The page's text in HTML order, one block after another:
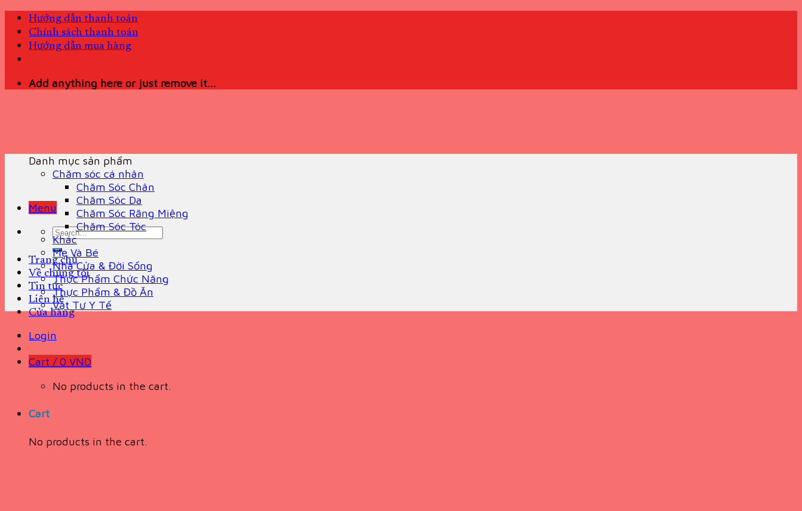
Skip
content
Hướng dẫn thanh toán
Chính sách thanh toán
Hướng dẫn mua hàng
Add anything here or just remove it...
Menu
Search
for:
Trang chủ
Về chúng tôi
Tin tức
Liên hệ
Cửa hàng
Login
Cart /0 VND
No products in the cart.
Cart
No products in the cart.
Danh mục sản phẩm
Chăm sóc cá nhân
Chăm Sóc Chân
Chăm Sóc Da
Chăm Sóc Răng Miệng
Chăm Sóc Tóc
Khác
Mẹ Và Bé
Nhà Cửa & Đời Sống
Thực Phẩm Chức Năng
Thực Phẩm & Đồ Ăn
Vật Tư Y Tế